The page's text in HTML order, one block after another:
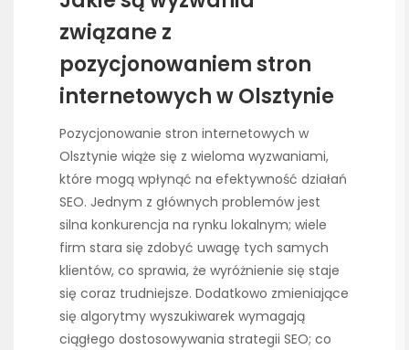
związane z
pozycjonowaniem stron
internetowych w Olsztynie
Pozycjonowanie stron internetowych w
Olsztynie wiąże się z wieloma wyzwaniami,
które mogą wpłynąć na efektywność działań
SEO. Jednym z głównych problemów jest
silna konkurencja na rynku lokalnym; wiele
firm stara się zdobyć uwagę tych samych
klientów, co sprawia, że wyróżnienie się staje
się coraz trudniejsze. Dodatkowo zmieniające
się algorytmy wyszukiwarek wymagają
ciągłego dostosowywania strategii SEO; co